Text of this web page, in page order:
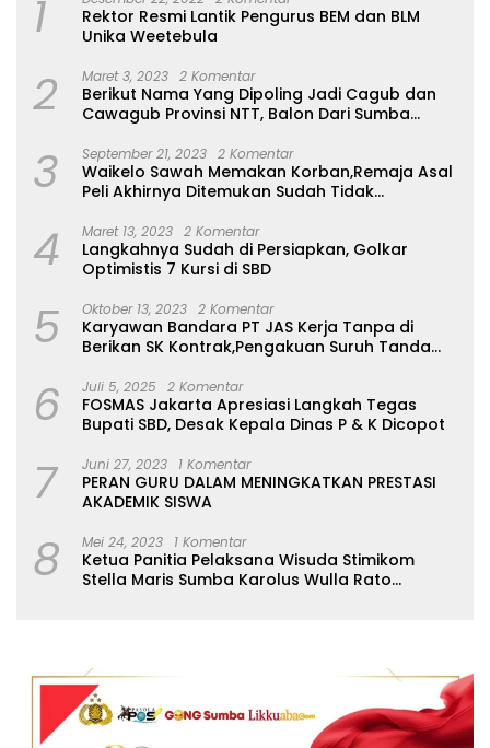
1
Rektor Resmi Lantik Pengurus BEM dan BLM
Unika Weetebula
2 Maret 3, 2023 2 Komentar
Berikut Nama Yang Dipoling Jadi Cagub dan
Cawagub Provinsi NTT, Balon Dari Sumba
3 September 21, 2023 2 Komentar
Waikelo Sawah Memakan Korban,Remaja Asal
Peli Akhirnya Ditemukan Sudah Tidak
4 Maret 13, 2023 2 Komentar
Langkahnya Sudah di Persiapkan, Golkar
Optimistis 7 Kursi di SBD
5 Oktober 13, 2023 2 Komentar
Karyawan Bandara PT JAS Kerja Tanpa di
Berikan SK Kontrak,Pengakuan Suruh Tanda
6 Juli 5, 2025 2 Komentar
FOSMAS Jakarta Apresiasi Langkah Tegas
Bupati SBD, Desak Kepala Dinas P & K Dicopot
7 Juni 27, 2023 1 Komentar
PERAN GURU DALAM MENINGKATKAN PRESTASI
AKADEMIK SISWA
8 Mei 24, 2023 1 Komentar
Ketua Panitia Pelaksana Wisuda Stimikom
Stella Maris Sumba Karolus Wulla Rato